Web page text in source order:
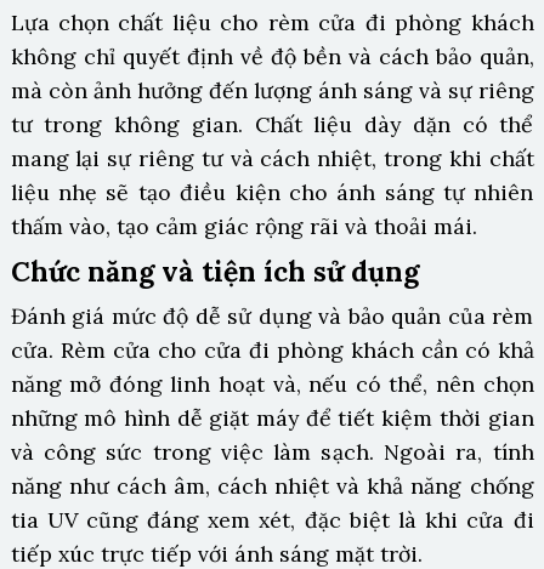
Lựa chọn chất liệu cho rèm cửa đi phòng khách
không chỉ quyết định về độ bền và cách bảo quản,
mà còn ảnh hưởng đến lượng ánh sáng và sự riêng
tư trong không gian. Chất liệu dày dặn có thể
mang lại sự riêng tư và cách nhiệt, trong khi chất
liệu nhẹ sẽ tạo điều kiện cho ánh sáng tự nhiên
thấm vào, tạo cảm giác rộng rãi và thoải mái.
Chức năng và tiện ích sử dụng
Đánh giá mức độ dễ sử dụng và bảo quản của rèm
cửa. Rèm cửa cho cửa đi phòng khách cần có khả
năng mở đóng linh hoạt và, nếu có thể, nên chọn
những mô hình dễ giặt máy để tiết kiệm thời gian
và công sức trong việc làm sạch. Ngoài ra, tính
năng như cách âm, cách nhiệt và khả năng chống
tia UV cũng đáng xem xét, đặc biệt là khi cửa đi
tiếp xúc trực tiếp với ánh sáng mặt trời.